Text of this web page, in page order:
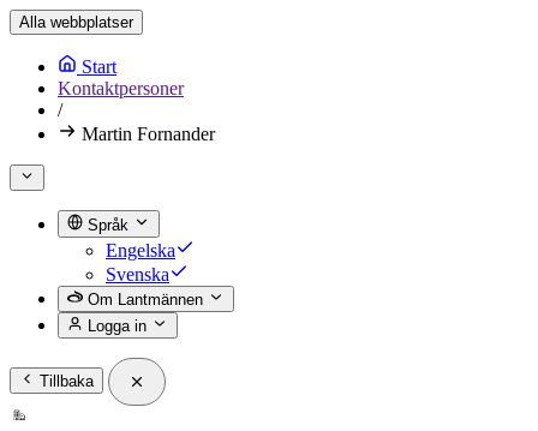
Alla webbplatser
Start
Kontaktpersoner
/
Martin Fornander
Språk
Engelska
Svenska
Om Lantmännen
Logga in
Tillbaka